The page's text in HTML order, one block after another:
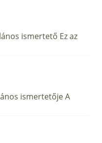
ismertető Ez az
ismertetője A